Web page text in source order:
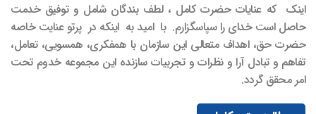
اینک که عنایات حضرت کامل ، لطف بندگان شامل و توفیق خدمت
حاصل است خدای را سپاسگزارم. با امید به اینکه در پرتو عنایت خاصه
حضرت حق، اهداف متعالی این سازمان با همفکری، همسویی، تعامل،
تفاهم و تبادل آرا و نظرات و تجربیات سازنده این مجموعه خدوم تحت
امر محقق گردد.